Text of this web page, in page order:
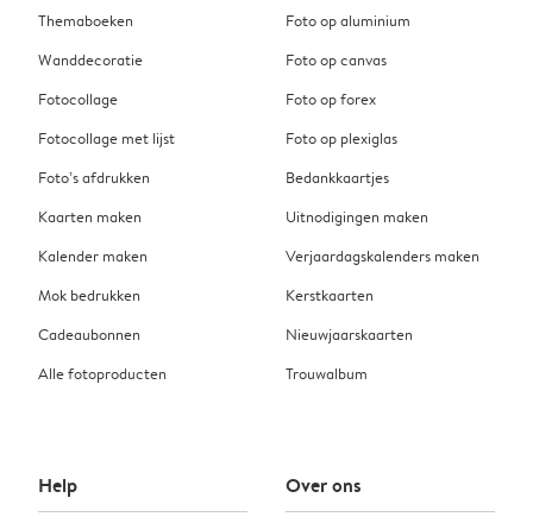
Themaboeken
Wanddecoratie
Fotocollage
Fotocollage met lijst
Foto’s afdrukken
Kaarten maken
Kalender maken
Mok bedrukken
Cadeaubonnen
Alle fotoproducten
Foto op aluminium
Foto op canvas
Foto op forex
Foto op plexiglas
Bedankkaartjes
Uitnodigingen maken
Verjaardagskalenders maken
Kerstkaarten
Nieuwjaarskaarten
Trouwalbum
Help Over ons